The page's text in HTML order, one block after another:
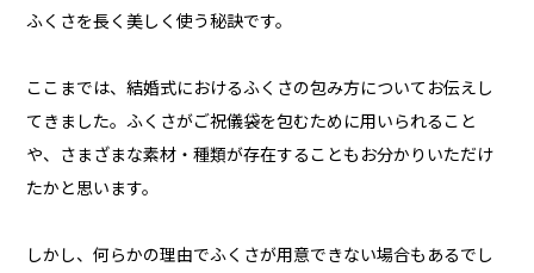
ふくさを長く美しく使う秘訣です。
ここまでは、結婚式におけるふくさの包み方についてお伝えし
てきました。ふくさがご祝儀袋を包むために用いられること
や、さまざまな素材・種類が存在することもお分かりいただけ
たかと思います。
しかし、何らかの理由でふくさが用意できない場合もあるでし